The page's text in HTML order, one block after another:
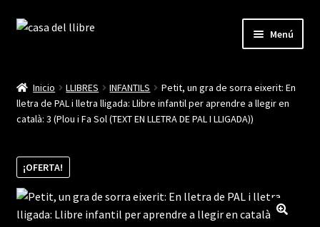
Ir
navegación
Ir
Menú
Blog
Finalitzar compra
La meva compte
Inicio LLIBRES INFANTILS
Petit, un gra de sorra eixerit: En
lletra de PAL i lletra lligada: Llibre infantil per aprendre a llegir en
català: 3 (Plou i Fa Sol (TEXT EN LLETRA DE PAL I LLIGADA))
¡OFERTA!